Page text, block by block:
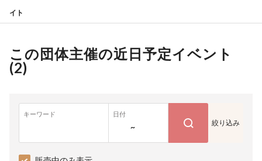
イト
この団体主催の近日予定イベント
(2)
キーワード 日付
~ 絞り込み